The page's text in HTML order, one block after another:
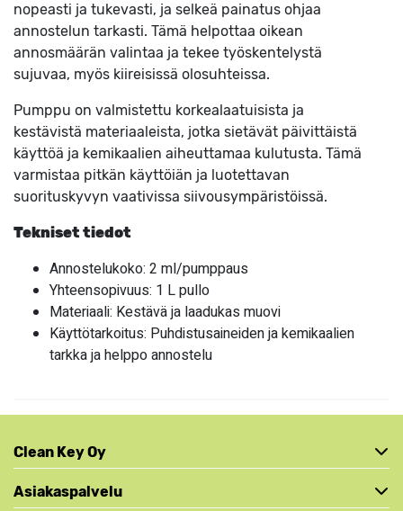
nopeasti ja tukevasti, ja selkeä painatus ohjaa
annostelun tarkasti. Tämä helpottaa oikean
annosmäärän valintaa ja tekee työskentelystä
sujuvaa, myös kiireisissä olosuhteissa.
Pumppu on valmistettu korkealaatuisista ja
kestävistä materiaaleista, jotka sietävät päivittäistä
käyttöä ja kemikaalien aiheuttamaa kulutusta. Tämä
varmistaa pitkän käyttöiän ja luotettavan
suorituskyvyn vaativissa siivousympäristöissä.
Tekniset tiedot
Annostelukoko: 2 ml/pumppaus
Yhteensopivuus: 1 L pullo
Materiaali: Kestävä ja laadukas muovi
Käyttötarkoitus: Puhdistusaineiden ja kemikaalien
tarkka ja helppo annostelu
Clean Key Oy
Asiakaspalvelu